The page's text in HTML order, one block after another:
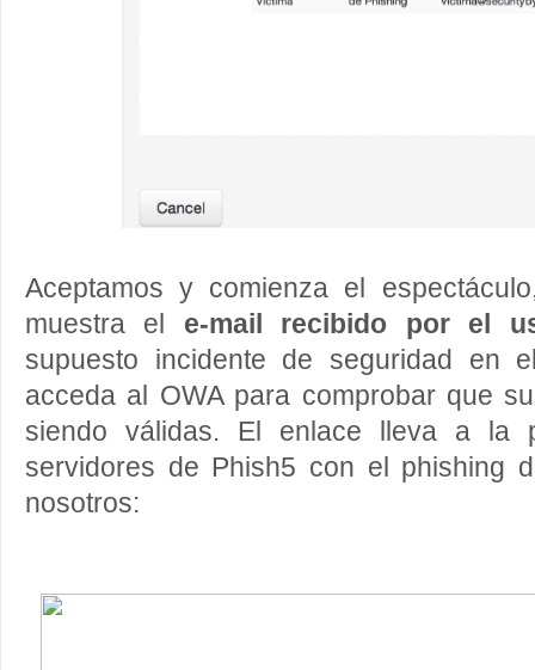
Aceptamos y comienza el
muestra el e-mail recibido por el
supuesto incidente de seguridad en
acceda al OWA para comprobar que
siendo válidas. El enlace lleva a la
servidores de Phish5 con el phishing
nosotros: